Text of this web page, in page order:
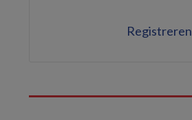
Registreren